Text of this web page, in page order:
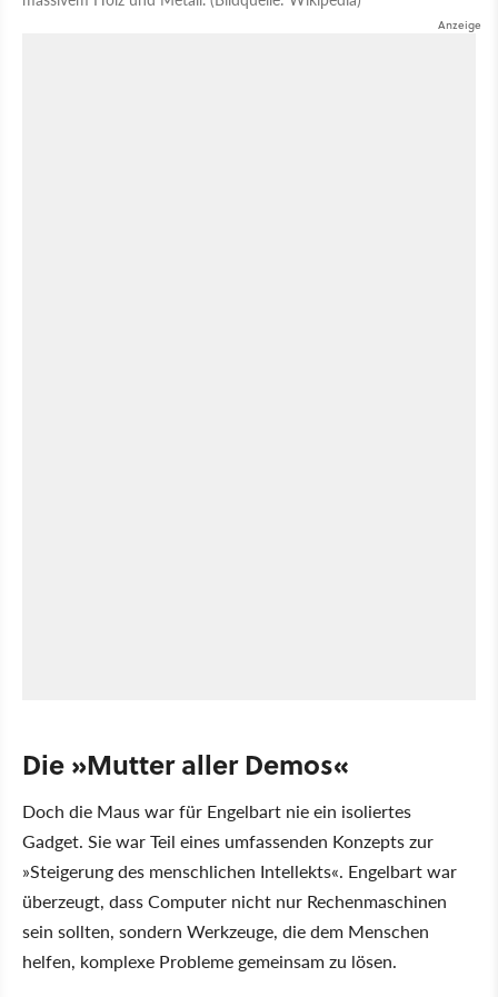
Die Mutter aller Demos
Doch die Maus war für Engelbart nie ein isoliertes
Gadget. Sie war Teil eines umfassenden Konzepts zur
Steigerung des menschlichen Intellekts . Engelbart war
überzeugt, dass Computer nicht nur Rechenmaschinen
sein sollten, sondern Werkzeuge, die dem Menschen
helfen, komplexe Probleme gemeinsam zu lösen.